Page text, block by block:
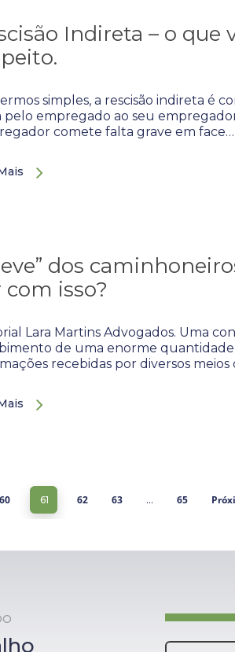
Indireta – o que
simples, a rescisão indireta é
pelo empregado ao seu
comete falta grave em face…
dos
com isso?
Lara Martins Advogados. Uma
de uma enorme quantidade
recebidas por diversos meios
60 61 62 63 … 65